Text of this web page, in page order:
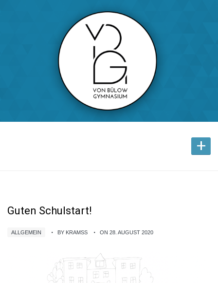
+
Guten Schulstart!
ALLGEMEIN BY KRAMSS ON 28. AUGUST 2020